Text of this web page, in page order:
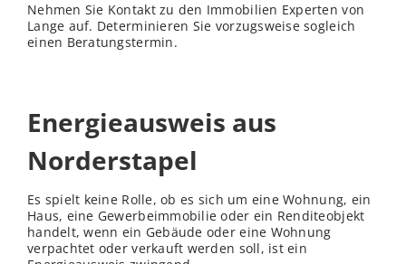
Nehmen Sie Kontakt zu den Immobilien Experten von
Lange auf. Determinieren Sie vorzugsweise sogleich
einen Beratungstermin.
Energieausweis aus
Norderstapel
Es spielt keine Rolle, ob es sich um eine Wohnung, ein
Haus, eine Gewerbeimmobilie oder ein Renditeobjekt
handelt, wenn ein Gebäude oder eine Wohnung
verpachtet oder verkauft werden soll, ist ein